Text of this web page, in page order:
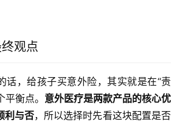
观点
话，给孩子买意外险，其实就是在“责
平衡点。 意外医疗是两款产品的核心优
利与否，所以选择时先看这块配置是否